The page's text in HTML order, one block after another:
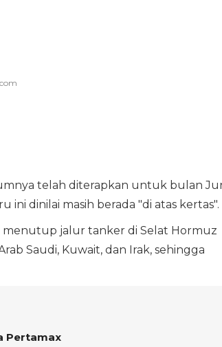
telah diterapkan untuk bulan
ini dinilai masih berada "di atas kertas".
menutup jalur tanker di Selat Hormuz
Saudi, Kuwait, dan Irak, sehingga
Pertamax